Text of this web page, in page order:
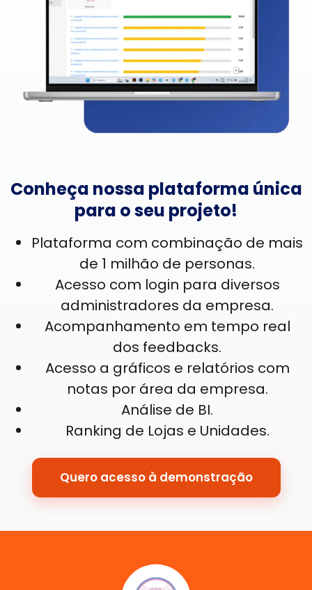
Conheça nossa plataforma única
para o seu projeto!
Plataforma com combinação de mais
de 1 milhão de personas.
Acesso com login para diversos
administradores da empresa.
Acompanhamento em tempo real
dos feedbacks.
Acesso a gráficos e relatórios com
notas por área da empresa.
Análise de BI.
Ranking de Lojas e Unidades.
Quero acesso à demonstração